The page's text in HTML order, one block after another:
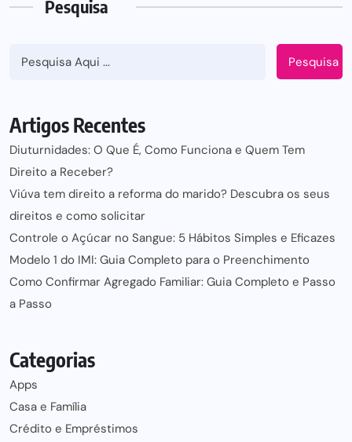
Pesquisa
Pesquisa
Artigos Recentes
Diuturnidades: O Que É, Como Funciona e Quem Tem
Direito a Receber?
Viúva tem direito a reforma do marido? Descubra os seus
direitos e como solicitar
Controle o Açúcar no Sangue: 5 Hábitos Simples e Eficazes
Modelo 1 do IMI: Guia Completo para o Preenchimento
Como Confirmar Agregado Familiar: Guia Completo e Passo
a Passo
Categorias
Apps
Casa e Família
Crédito e Empréstimos